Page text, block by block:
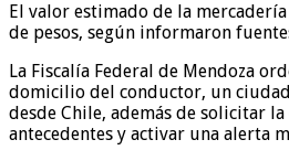
El valor estimado de la
de pesos, según informaron
La Fiscalía Federal de Mendoza
domicilio del conductor, un
desde Chile, además de solicitar
antecedentes y activar una alerta